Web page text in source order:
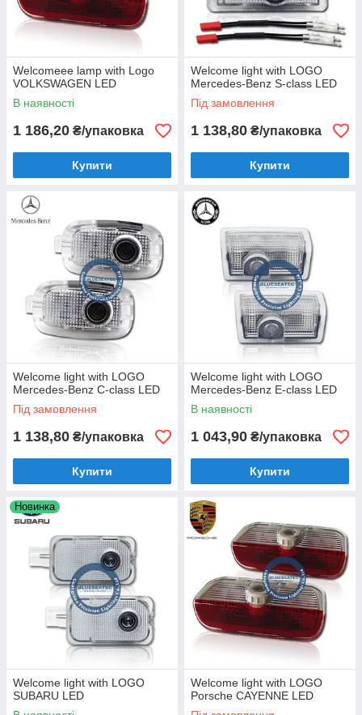
Welcomeee lamp with Logo
VOLKSWAGEN LED
В наявності
1 186,20 ₴/упаковка
Купити
Welcome light with LOGO
Mercedes-Benz S-class LED
Під замовлення
1 138,80 ₴/упаковка
Купити
Welcome light with LOGO
Mercedes-Benz C-class LED
Під замовлення
1 138,80 ₴/упаковка
Купити
Welcome light with LOGO
Mercedes-Benz E-class LED
В наявності
1 043,90 ₴/упаковка
Купити
Новинка
Welcome light with LOGO
SUBARU LED
Welcome light with LOGO
Porsche CAYENNE LED